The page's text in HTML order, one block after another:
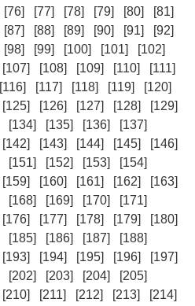
[76] [77] [78] [79] [80]
[81]
[87] [88] [89] [90] [91]
[92]
[98] [99] [100] [101]
[102]
[107] [108] [109] [110]
[111]
[116] [117] [118] [119]
[120]
[125] [126] [127] [128]
[129]
[134] [135] [136]
[137]
[142] [143] [144] [145]
[146]
[151] [152] [153]
[154]
[159] [160] [161] [162]
[163]
[168] [169] [170]
[171]
[176] [177] [178] [179]
[180]
[185] [186] [187]
[188]
[193] [194] [195] [196]
[197]
[202] [203] [204]
[205]
[210] [211] [212] [213]
[214]